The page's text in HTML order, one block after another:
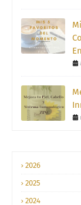
2026
2025
2024